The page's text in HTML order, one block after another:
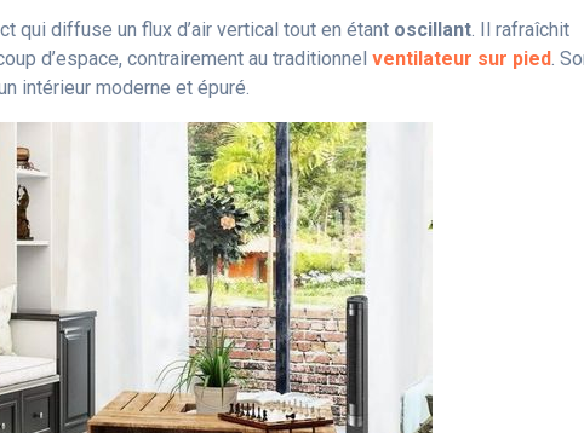
qui diffuse un flux d’air vertical tout en étant oscillant . Il rafraîchit
d’espace, contrairement au traditionnelventilateur sur pied .
intérieur moderne et épuré.